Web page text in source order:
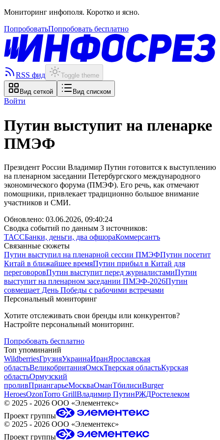
Мониторинг инфополя. Коротко и ясно.
ПопробоватьПопробовать бесплатно
RSS фид Toggle theme
Вид сеткой Вид списком
Войти
Путин выступит на пленарке
ПМЭФ
Президент России Владимир Путин готовится к выступлению
на пленарном заседании Петербургского международного
экономического форума (ПМЭФ). Его речь, как отмечают
помощники, привлекает традиционно большое внимание
участников и СМИ.
Обновлено: 03.06.2026, 09:40:24
Сводка событий по данным 3 источников:
ТАССБанки, деньги, два офшораКоммерсантъ
Связанные сюжеты
Путин выступил на пленарной сессии ПМЭФПутин посетит
Китай в ближайшее времяПутин прибыл в Китай для
переговоровПутин выступит перед журналистамиПутин
выступит на пленарном заседании ПМЭФ-2026Путин
совмещает День Победы с рабочими встречами
Персональный мониторинг
Хотите отслеживать свои бренды или конкурентов?
Настройте персональный мониторинг.
Попробовать бесплатно
Топ упоминаний
WildberriesГрузияУкраинаИранЯрославская
областьВеликобританияОмскТверская областьКурская
областьОрмузский
проливПриангарьеМоскваОманТбилисиBurger
HeroesOzonTorro GrillВладимир ПутинРЖДРостелеком
© 2025 - 2026 ООО «Элементекс»
Проект группы
© 2025 - 2026 ООО «Элементекс»
Проект группы